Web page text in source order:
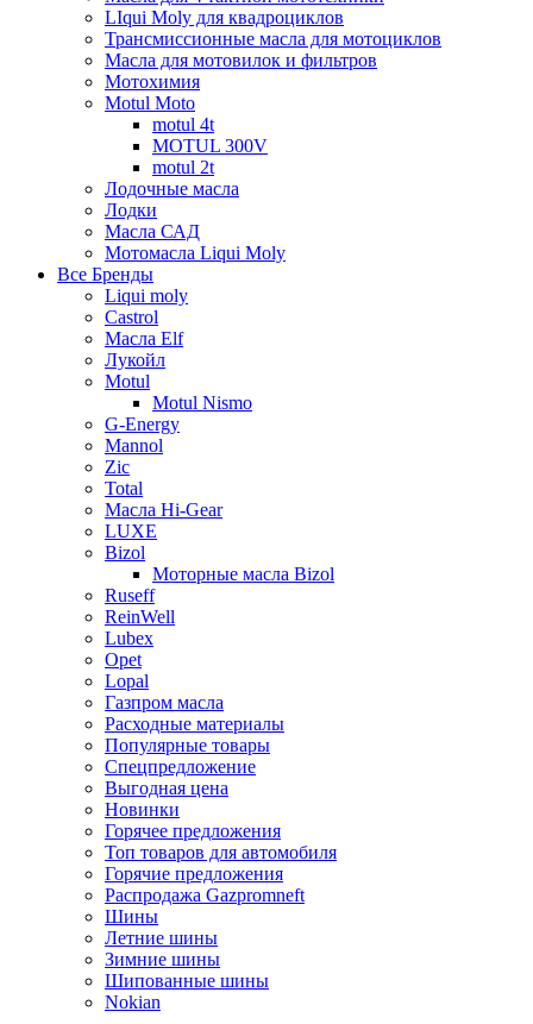
LIqui Moly для квадроциклов
Трансмиссионные масла для мотоциклов
Масла для мотовилок и фильтров
Мотохимия
Motul Moto
motul 4t
MOTUL 300V
motul 2t
Лодочные масла
Лодки
Масла САД
Мотомасла Liqui Moly
Все Бренды
Liqui moly
Castrol
Масла Elf
Лукойл
Motul
Motul Nismo
G-Energy
Mannol
Zic
Total
Масла Hi-Gear
LUXE
Bizol
Моторные масла Bizol
Ruseff
ReinWell
Lubex
Opet
Lopal
Газпром масла
Расходные материалы
Популярные товары
Спецпредложение
Выгодная цена
Новинки
Горячее предложения
Топ товаров для автомобиля
Горячие предложения
Распродажа Gazpromneft
Шины
Летние шины
Зимние шины
Шипованные шины
Nokian